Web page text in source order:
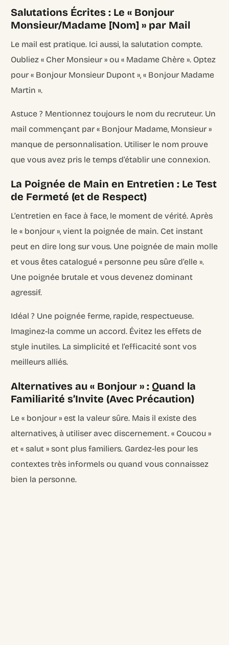
Salutations Écrites : Le « Bonjour
Monsieur/Madame [Nom] » par Mail
Le mail est pratique. Ici aussi, la salutation compte.
Oubliez « Cher Monsieur » ou « Madame Chère ». Optez
pour « Bonjour Monsieur Dupont », « Bonjour Madame
Martin ».
Astuce ? Mentionnez toujours le nom du recruteur. Un
mail commençant par « Bonjour Madame, Monsieur »
manque de personnalisation. Utiliser le nom prouve
que vous avez pris le temps d’établir une connexion.
La Poignée de Main en Entretien : Le Test
de Fermeté (et de Respect)
L’entretien en face à face, le moment de vérité. Après
le « bonjour », vient la poignée de main. Cet instant
peut en dire long sur vous. Une poignée de main molle
et vous êtes catalogué « personne peu sûre d’elle ».
Une poignée brutale et vous devenez dominant
agressif.
Idéal ? Une poignée ferme, rapide, respectueuse.
Imaginez-la comme un accord. Évitez les effets de
style inutiles. La simplicité et l’efficacité sont vos
meilleurs alliés.
Alternatives au « Bonjour » : Quand la
Familiarité s’Invite (Avec Précaution)
Le « bonjour » est la valeur sûre. Mais il existe des
alternatives, à utiliser avec discernement. « Coucou »
et « salut » sont plus familiers. Gardez-les pour les
contextes très informels ou quand vous connaissez
bien la personne.